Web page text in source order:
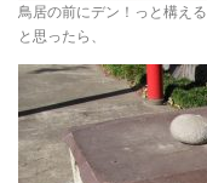
鳥居の前にデン！っと構え
と思ったら、